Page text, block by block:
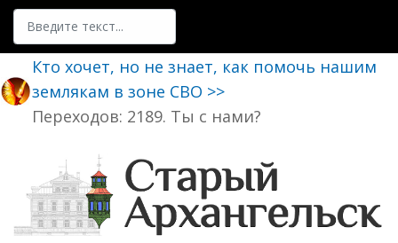
Поиск
Кто хочет, но не знает, как помочь нашим
землякам в зоне СВО >>
Переходов: 2189. Ты с нами?